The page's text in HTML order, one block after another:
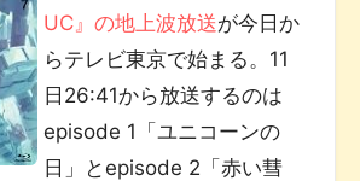
UC』の地上波放送が今日か
らテレビ東京で始まる。11
日26:41から放送するのは
episode 1「ユニコーンの
日」とepisode 2「赤い彗